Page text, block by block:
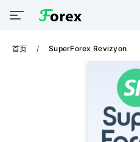
首页 SuperForex Revizyon